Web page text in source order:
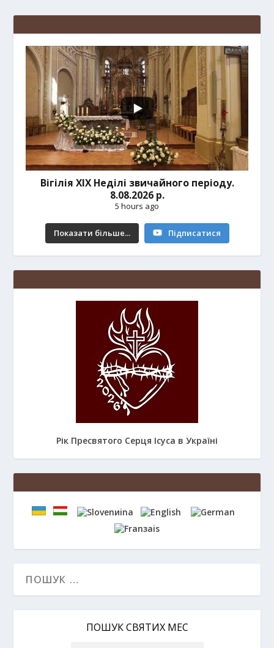
Вігілія ХІХ Неділі звичайного періоду.
8.08.2026 р.
5 hours ago
Показати більше... Підписатися
Рік Пресвятого Серця Ісуса в Україні
ПОШУК СВЯТИХ МЕС